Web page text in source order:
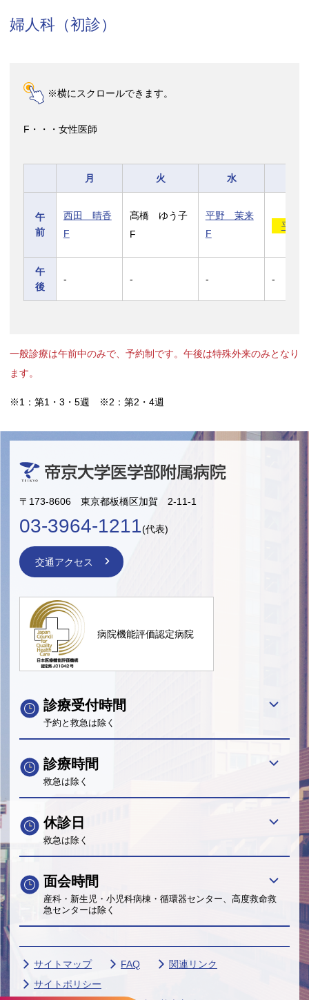
婦人科（初診）
※横にスクロールできます。
F・・・女性医師
月 火 水
午
前
西田 晴香
F
髙橋 ゆう子
F
平野 茉来
F
平池
午
後
- - - -
一般診療は午前中のみで、予約制です。午後は特殊外来のみとなり
ます。
※1：第1・3・5週 ※2：第2・4週
〒173-8606 東京都板橋区加賀 2-11-1
03-3964-1211(代表)
交通アクセス
病院機能評価認定病院
診療受付時間
予約と救急は除く
診療時間
救急は除く
休診日
救急は除く
面会時間
産科・新生児・小児科病棟・循環器センター、高度救命救
急センターは除く
サイトマップ FAQ
関連リンク
サイトポリシー